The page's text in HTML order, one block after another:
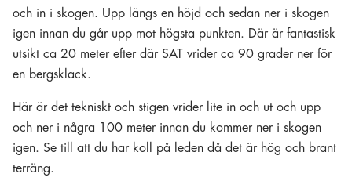
och in i skogen. Upp längs en höjd och sedan ner i skogen
igen innan du går upp mot högsta punkten. Där är fantastisk
utsikt ca 20 meter efter där SAT vrider ca 90 grader ner för
en bergsklack.
Här är det tekniskt och stigen vrider lite in och ut och upp
och ner i några 100 meter innan du kommer ner i skogen
igen. Se till att du har koll på leden då det är hög och brant
terräng.